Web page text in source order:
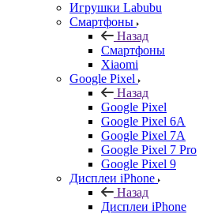
Игрушки Labubu
Смартфоны
Назад
Смартфоны
Xiaomi
Google Pixel
Назад
Google Pixel
Google Pixel 6A
Google Pixel 7А
Google Pixel 7 Pro
Google Pixel 9
Дисплеи iPhone
Назад
Дисплеи iPhone